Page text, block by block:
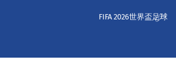
FIFA 2026世界盃足球